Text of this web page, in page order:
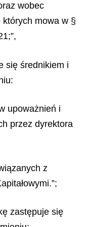
wobec
mowa w §
się średnikiem i
upoważnień i
przez dyrektora
z
zastępuje się